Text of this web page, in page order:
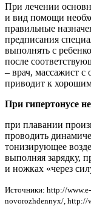
При лечении
и вид помощи
правильные
предписания
выполнять с
после
– врач, массажист с
приводит к хорошим
При гипертонусе
при плавании
проводить
тонизирующее
выполняя зарядку,
и ножках «через
Источники: http://
novorozhdennyx/, http://